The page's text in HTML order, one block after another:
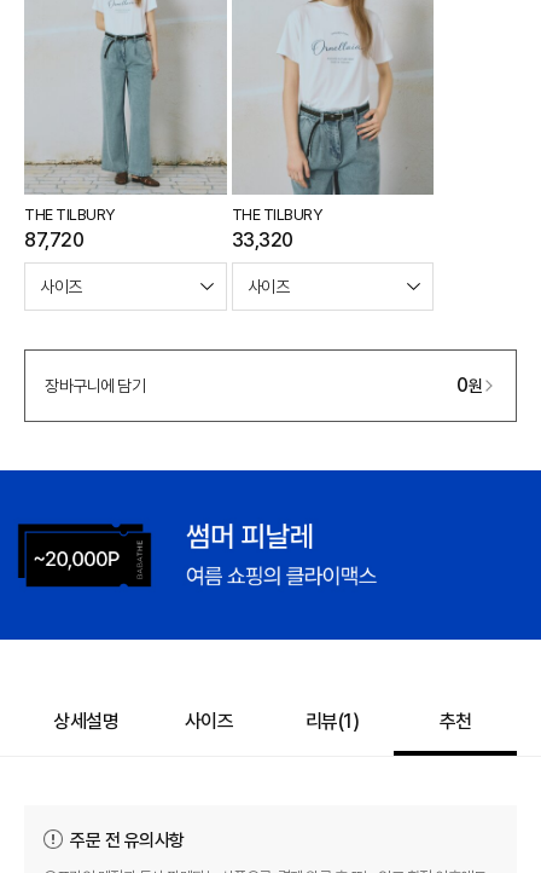
378,000 –
THE TILBURY
87,720
THE TILBURY
33,320
장바구니에 담기 0원
상세설명 사이즈 리뷰(1) 추천
주문 전 유의사항